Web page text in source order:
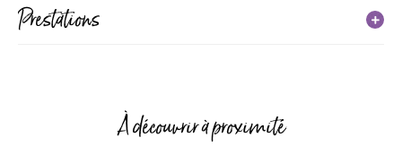
Prestations
À découvrir à proximité